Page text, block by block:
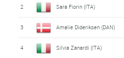
2 Sara Fiorin (ITA)
3 Amalie Dideriksen (DAN)
4 Silvia Zanardi (ITA)